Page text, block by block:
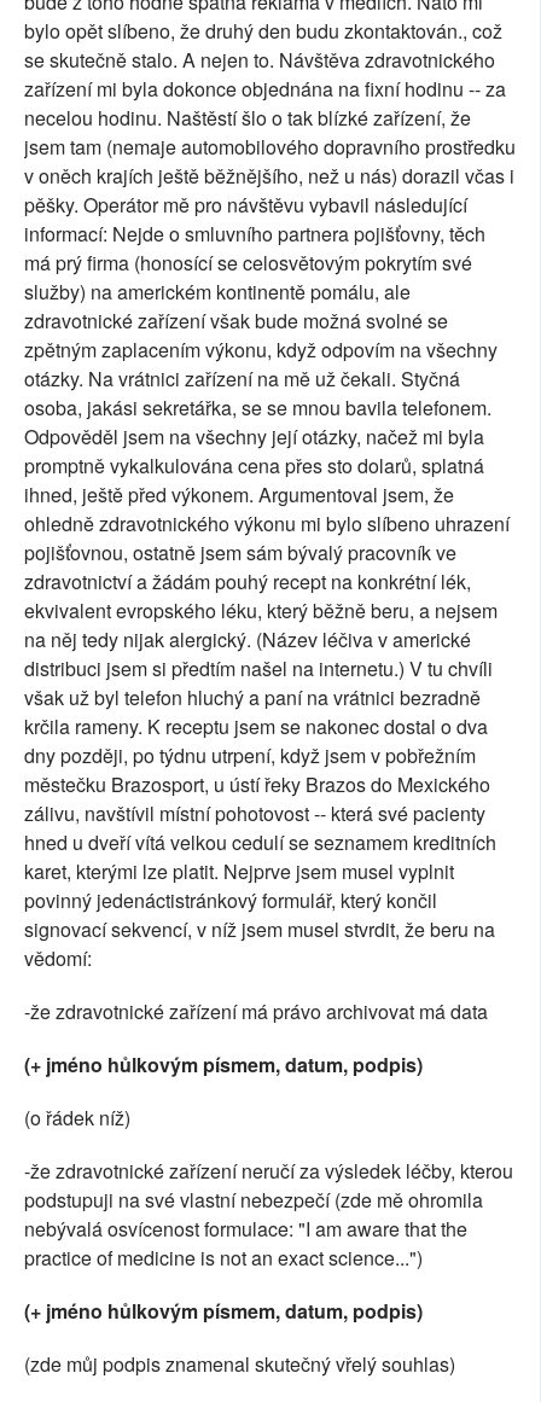
bylo opět slíbeno, že druhý den budu zkontaktován., což
se skutečně stalo. A nejen to. Návštěva zdravotnického
zařízení mi byla dokonce objednána na fixní hodinu -- za
necelou hodinu. Naštěstí šlo o tak blízké zařízení, že
jsem tam (nemaje automobilového dopravního prostředku
v oněch krajích ještě běžnějšího, než u nás) dorazil včas i
pěšky. Operátor mě pro návštěvu vybavil následující
informací: Nejde o smluvního partnera pojišťovny, těch
má prý firma (honosící se celosvětovým pokrytím své
služby) na americkém kontinentě pomálu, ale
zdravotnické zařízení však bude možná svolné se
zpětným zaplacením výkonu, když odpovím na všechny
otázky. Na vrátnici zařízení na mě už čekali. Styčná
osoba, jakási sekretářka, se se mnou bavila telefonem.
Odpověděl jsem na všechny její otázky, načež mi byla
promptně vykalkulována cena přes sto dolarů, splatná
ihned, ještě před výkonem. Argumentoval jsem, že
ohledně zdravotnického výkonu mi bylo slíbeno uhrazení
pojišťovnou, ostatně jsem sám bývalý pracovník ve
zdravotnictví a žádám pouhý recept na konkrétní lék,
ekvivalent evropského léku, který běžně beru, a nejsem
na něj tedy nijak alergický. (Název léčiva v americké
distribuci jsem si předtím našel na internetu.) V tu chvíli
však už byl telefon hluchý a paní na vrátnici bezradně
krčila rameny. K receptu jsem se nakonec dostal o dva
dny později, po týdnu utrpení, když jsem v pobřežním
městečku Brazosport, u ústí řeky Brazos do Mexického
zálivu, navštívil místní pohotovost -- která své pacienty
hned u dveří vítá velkou cedulí se seznamem kreditních
karet, kterými lze platit. Nejprve jsem musel vyplnit
povinný jedenáctistránkový formulář, který končil
signovací sekvencí, v níž jsem musel stvrdit, že beru na
vědomí:
-že zdravotnické zařízení má právo archivovat má data
(+ jméno hůlkovým písmem, datum, podpis)
(o řádek níž)
-že zdravotnické zařízení neručí za výsledek léčby, kterou
podstupuji na své vlastní nebezpečí (zde mě ohromila
nebývalá osvícenost formulace: "I am aware that the
practice of medicine is not an exact science...")
(+ jméno hůlkovým písmem, datum, podpis)
(zde můj podpis znamenal skutečný vřelý souhlas)